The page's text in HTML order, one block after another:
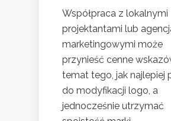
Współpraca z lokalnymi
projektantami lub
marketingowymi może
przynieść cenne
temat tego, jak najlepiej
do modyfikacji logo, a
jednocześnie utrzymać